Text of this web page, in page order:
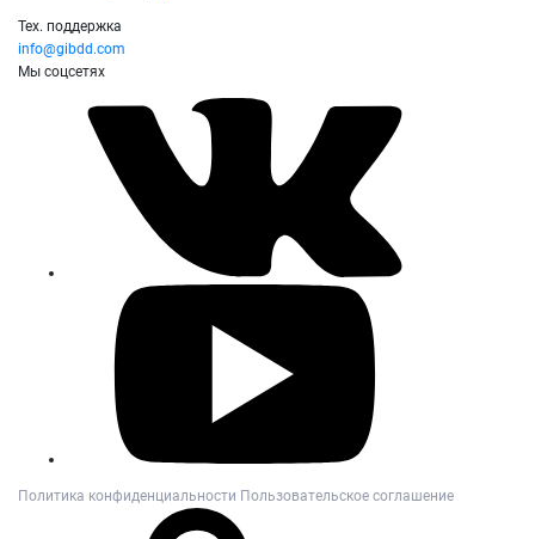
Тех. поддержка
info@gibdd.com
Мы соцсетях
Политика конфиденциальности Пользовательское соглашение